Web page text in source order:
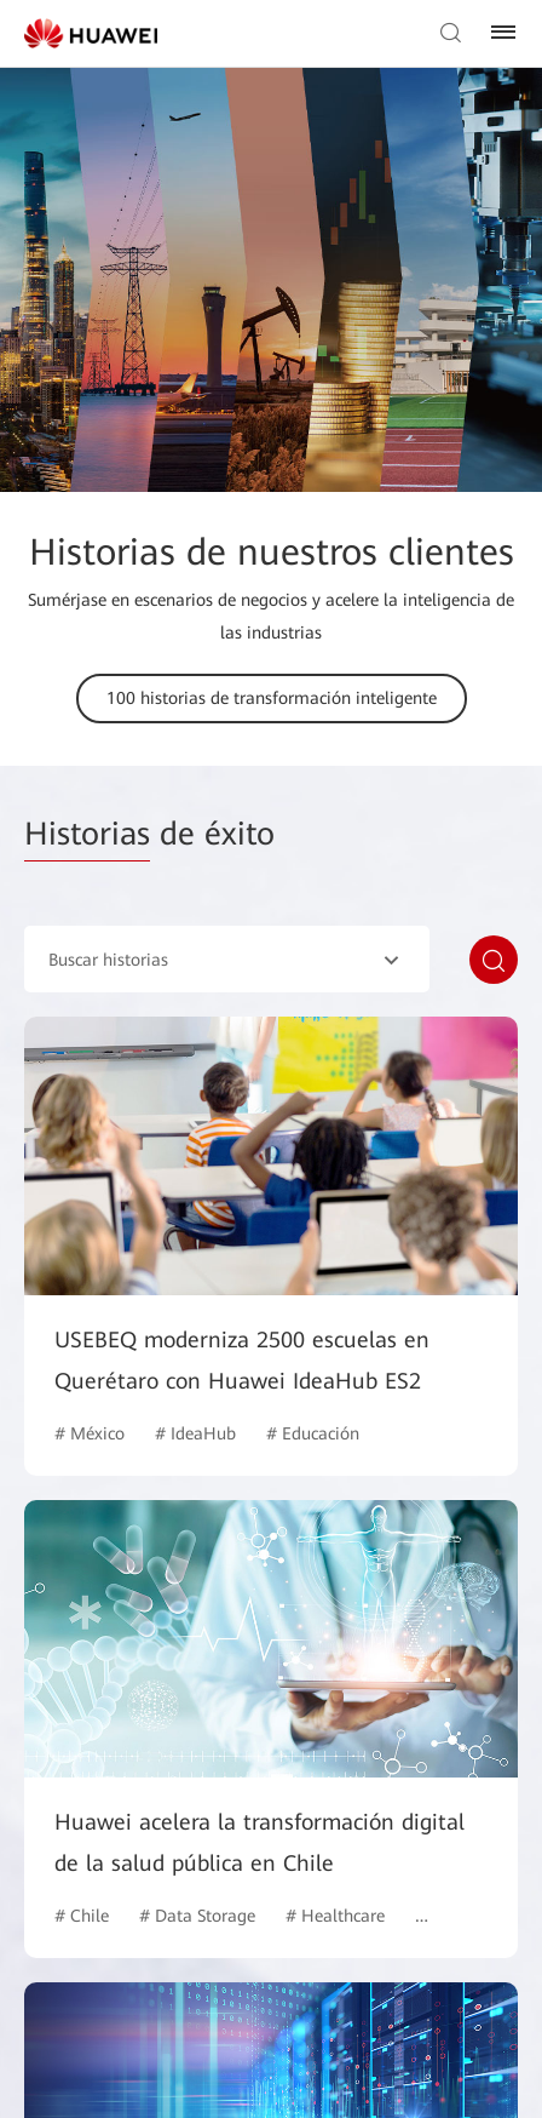
Historias de nuestros clientes
Sumérjase en escenarios de negocios y acelere la inteligencia de
las industrias
100 historias de transformación inteligente
Historias de éxito
Buscar historias
USEBEQ moderniza 2500 escuelas en
Querétaro con Huawei IdeaHub ES2
# México # IdeaHub # Educación
Huawei acelera la transformación digital
de la salud pública en Chile
# Chile # Data Storage # Healthcare # Data Center